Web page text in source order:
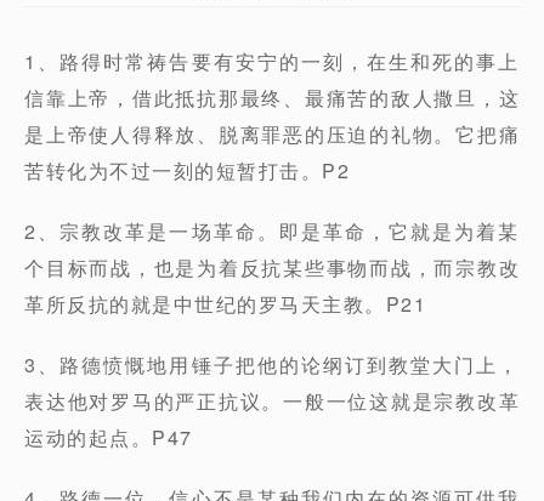
1、路得时常祷告要有安宁的一刻，在生和死的事上
信靠上帝，借此抵抗那最终、最痛苦的敌人撒旦，这
是上帝使人得释放、脱离罪恶的压迫的礼物。它把痛
苦转化为不过一刻的短暂打击。P2
2、宗教改革是一场革命。即是革命，它就是为着某
个目标而战，也是为着反抗某些事物而战，而宗教改
革所反抗的就是中世纪的罗马天主教。P21
3、路德愤慨地用锤子把他的论纲订到教堂大门上，
表达他对罗马的严正抗议。一般一位这就是宗教改革
运动的起点。P47